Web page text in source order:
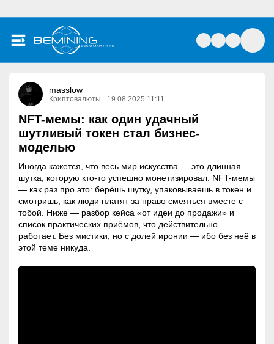
masslow
Криптовалюты 19.08.2025 11:11
NFT-мемы: как один удачный
шутливый токен стал бизнес-
моделью
Иногда кажется, что весь мир искусства — это длинная
шутка, которую кто-то успешно монетизировал. NFT-мемы
— как раз про это: берёшь шутку, упаковываешь в токен и
смотришь, как люди платят за право смеяться вместе с
тобой. Ниже — разбор кейса «от идеи до продажи» и
список практических приёмов, что действительно
работает. Без мистики, но с долей иронии — ибо без неё в
этой теме никуда.